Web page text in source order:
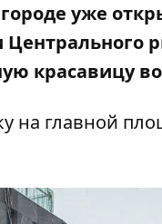
уже
Центрального
красавицу
на главной